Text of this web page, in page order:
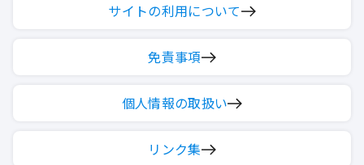
サイトの利用について
免責事項
個人情報の取扱い
リンク集